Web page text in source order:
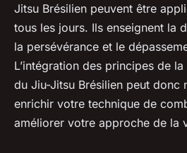
Jitsu Brésilien peuvent être
tous les jours. Ils enseignent la
la persévérance et le
L’intégration des principes de
du Jiu-Jitsu Brésilien peut donc
enrichir votre technique de
améliorer votre approche de la